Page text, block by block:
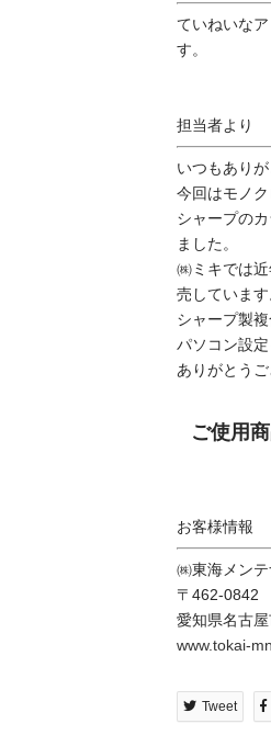
ていねいな
す。
担当者より
いつもありが
今回はモノ
シャープの
ました。
㈱ミキでは
売しています
シャープ製複
パソコン設定
ありがとうご
ご使用
お客様情報
㈱東海メン
〒462-0842
愛知県名古
www.tokai-
Tweet